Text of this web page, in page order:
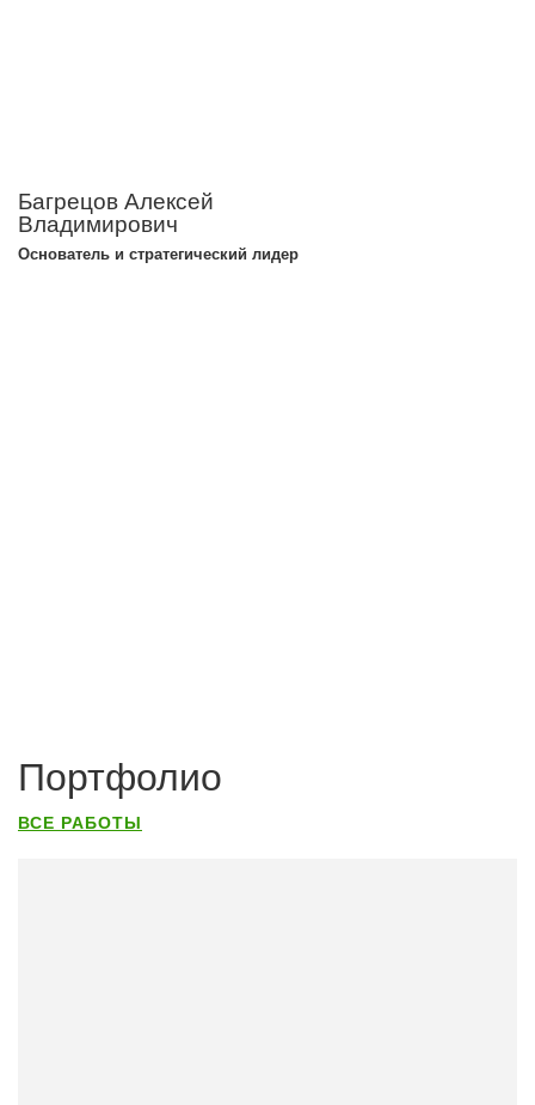
Багрецов Алексей
Владимирович
Основатель и стратегический лидер
Портфолио
ВСЕ РАБОТЫ